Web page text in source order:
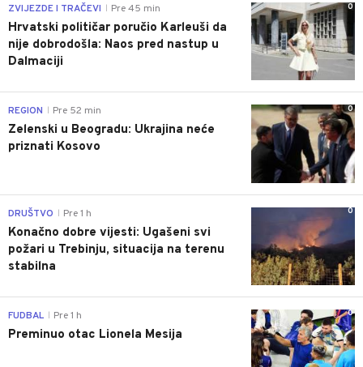
0
ZVIJEZDE I TRAČEVI Pre 45 min
Hrvatski političar poručio Karleuši da
nije dobrodošla: Naos pred nastup u
Dalmaciji
0
REGION Pre 52 min
Zelenski u Beogradu: Ukrajina neće
priznati Kosovo
0
DRUŠTVO Pre 1 h
Konačno dobre vijesti: Ugašeni svi
požari u Trebinju, situacija na terenu
stabilna
0
FUDBAL Pre 1 h
Preminuo otac Lionela Mesija